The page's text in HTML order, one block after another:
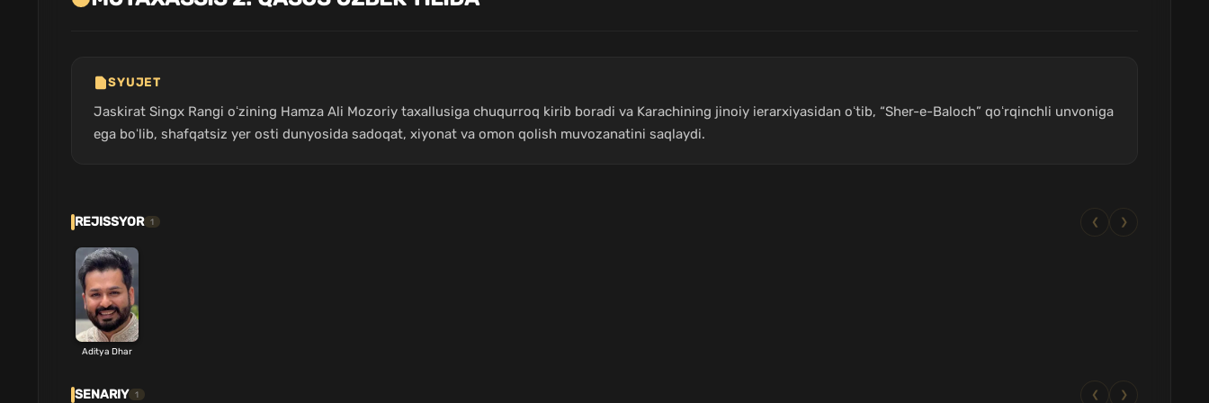
SYUJET
Jaskirat Singx Rangi oʻzining Hamza Ali Mozoriy taxallusiga chuqurroq kirib boradi va Karachining jinoiy ierarxiyasidan oʻtib, “Sher-e-Baloch” qoʻrqinchli unvoniga
ega boʻlib, shafqatsiz yer osti dunyosida sadoqat, xiyonat va omon qolish muvozanatini saqlaydi.
REJISSYOR 1 ❮ ❯
Aditya Dhar
SENARIY 1 ❮ ❯